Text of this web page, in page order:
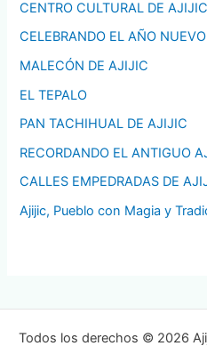
CENTRO CULTURAL DE AJIJIC
CELEBRANDO EL AÑO
MALECÓN DE AJIJIC
EL TEPALO
PAN TACHIHUAL DE AJIJIC
RECORDANDO EL ANTIGUO
CALLES EMPEDRADAS DE
Ajijic, Pueblo con Magia y
Todos los derechos © 2026